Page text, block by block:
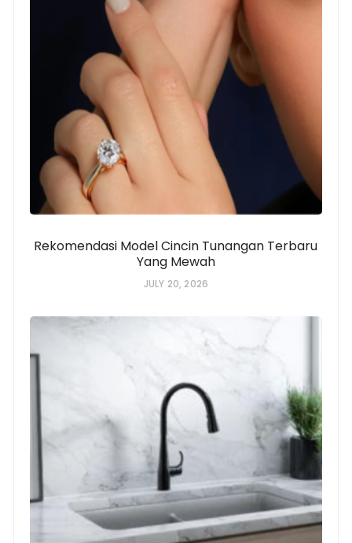
Rekomendasi Model Cincin Tunangan Terbaru
Yang Mewah
JULY 20, 2026